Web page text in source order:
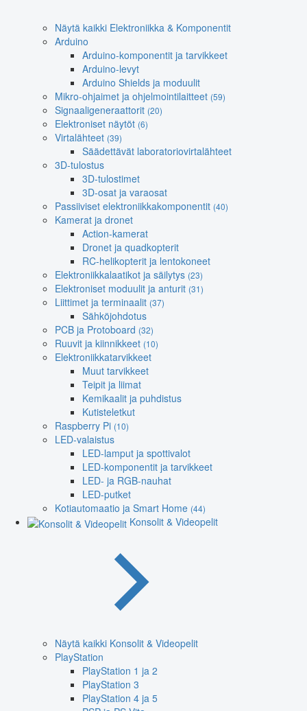
Näytä kaikki Elektroniikka & Komponentit
Arduino
Arduino-komponentit ja tarvikkeet
Arduino-levyt
Arduino Shields ja moduulit
Mikro-ohjaimet ja ohjelmointilaitteet (59)
Signaaligeneraattorit (20)
Elektroniset näytöt (6)
Virtalähteet (39)
Säädettävät laboratoriovirtalähteet
3D-tulostus
3D-tulostimet
3D-osat ja varaosat
Passiiviset elektroniikkakomponentit (40)
Kamerat ja dronet
Action-kamerat
Dronet ja quadkopterit
RC-helikopterit ja lentokoneet
Elektroniikkalaatikot ja säilytys (23)
Elektroniset moduulit ja anturit (31)
Liittimet ja terminaalit (37)
Sähköjohdotus
PCB ja Protoboard (32)
Ruuvit ja kiinnikkeet (10)
Elektroniikkatarvikkeet
Muut tarvikkeet
Teipit ja liimat
Kemikaalit ja puhdistus
Kutisteletkut
Raspberry Pi (10)
LED-valaistus
LED-lamput ja spottivalot
LED-komponentit ja tarvikkeet
LED- ja RGB-nauhat
LED-putket
Kotiautomaatio ja Smart Home (44)
Konsolit & Videopelit
Näytä kaikki Konsolit & Videopelit
PlayStation
PlayStation 1 ja 2
PlayStation 3
PlayStation 4 ja 5